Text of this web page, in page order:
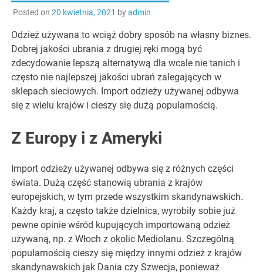
Posted on 20 kwietnia, 2021 byadmin
Odzież używana to wciąż dobry sposób na własny biznes.
Dobrej jakości ubrania z drugiej ręki mogą być
zdecydowanie lepszą alternatywą dla wcale nie tanich i
często nie najlepszej jakości ubrań zalegających w
sklepach sieciowych. Import odzieży używanej odbywa
się z wielu krajów i cieszy się dużą popularnością.
Z Europy i z Ameryki
Import odzieży używanej odbywa się z różnych części
świata. Dużą część stanowią ubrania z krajów
europejskich, w tym przede wszystkim skandynawskich.
Każdy kraj, a często także dzielnica, wyrobiły sobie już
pewne opinie wśród kupujących importowaną odzież
używaną, np. z Włoch z okolic Mediolanu. Szczególną
popularnością cieszy się między innymi odzież z krajów
skandynawskich jak Dania czy Szwecja, ponieważ